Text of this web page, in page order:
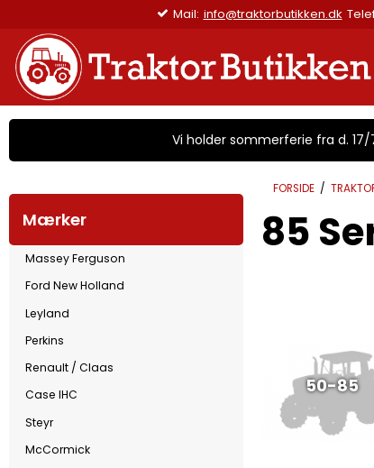
Mail: info@traktorbutikken.dk
Vi holder sommerferie fra d.
Mærker
Massey Ferguson
Ford New Holland
Leyland
Perkins
Renault / Claas
Case IHC
Steyr
McCormick
FORSIDE /
85
50-85